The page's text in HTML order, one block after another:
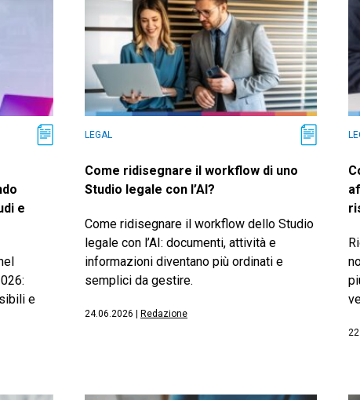
e
e
LEGAL
Come ridisegnare il workflow di uno
Studio legale con l’AI?
Come ridisegnare il workflow dello Studio
legale con l’AI: documenti, attività e
informazioni diventano più ordinati e
semplici da gestire.
24.06.2026 Redazione